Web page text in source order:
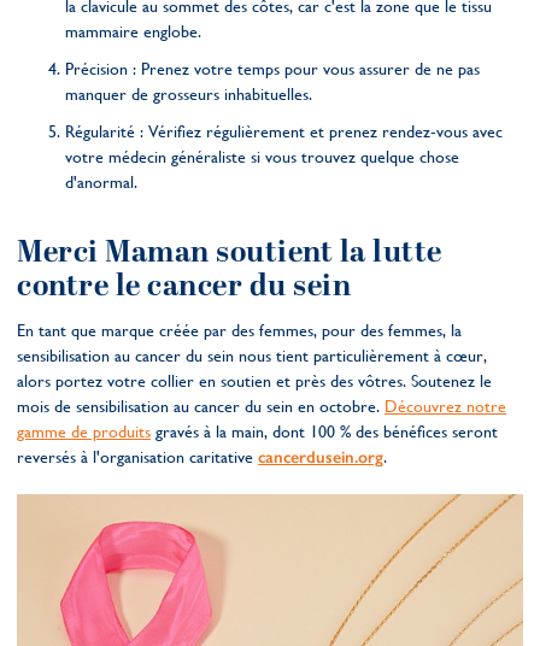
la clavicule au sommet des côtes, car c'est la zone que le tissu
mammaire englobe.
Précision : Prenez votre temps pour vous assurer de ne pas
manquer de grosseurs inhabituelles.
Régularité : Vérifiez régulièrement et prenez rendez-vous avec
votre médecin généraliste si vous trouvez quelque chose
d'anormal.
Merci Maman soutient la lutte
contre le cancer du sein
En tant que marque créée par des femmes, pour des femmes, la
sensibilisation au cancer du sein nous tient particulièrement à cœur,
alors portez votre collier en soutien et près des vôtres. Soutenez le
mois de sensibilisation au cancer du sein en octobre. Découvrez notre
gamme de produits gravés à la main, dont 100 % des bénéfices seront
reversés à l'organisation caritative cancerdusein.org.